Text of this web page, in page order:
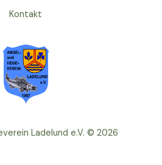
Kontakt
Ladelund e.V. © 2026